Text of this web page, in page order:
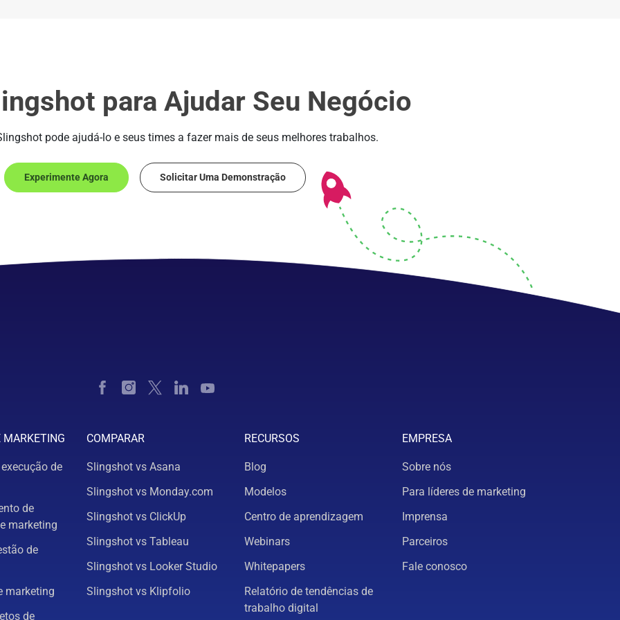
para Ajudar Seu Negócio
pode ajudá-lo e seus times a fazer mais de seus melhores trabalhos.
Experimente Agora Solicitar Uma Demonstração
MARKETING
de
de
marketing
de
marketing
de
COMPARAR
Slingshot vs Asana
Slingshot vs Monday.com
Slingshot vs ClickUp
Slingshot vs Tableau
Slingshot vs Looker Studio
Slingshot vs Klipfolio
RECURSOS
Blog
Modelos
Centro de aprendizagem
Webinars
Whitepapers
Relatório de tendências de
trabalho digital
EMPRESA
Sobre nós
Para líderes de marketing
Imprensa
Parceiros
Fale conosco